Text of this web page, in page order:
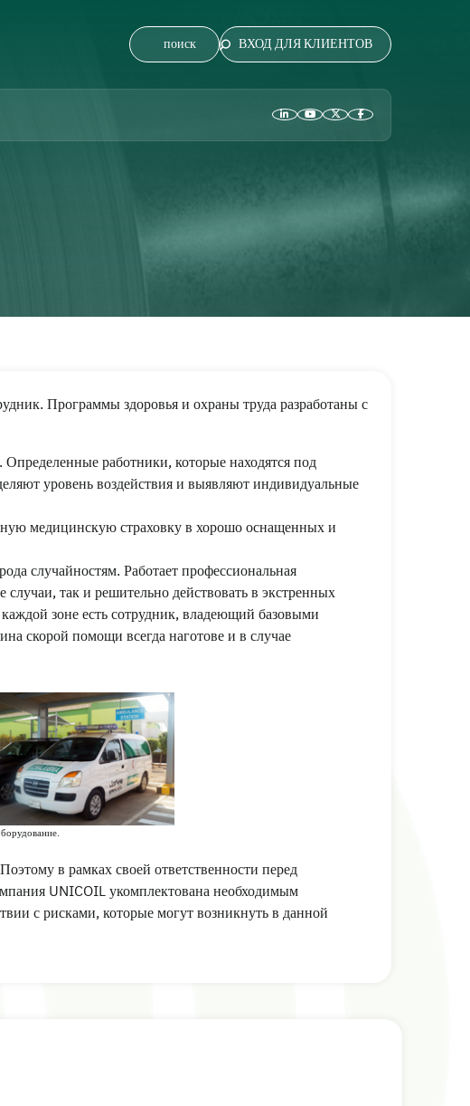
ВХОД ДЛЯ КЛИЕНТОВ
Программы здоровья и охраны труда разработаны с
работники, которые находятся под
уровень воздействия и выявляют индивидуальные
медицинскую страховку в хорошо оснащенных и
случайностям. Работает профессиональная
случаи, так и решительно действовать в экстренных
зоне есть сотрудник, владеющий базовыми
скорой помощи всегда наготове и в случае
в рамках своей ответственности перед
UNICOIL укомплектована необходимым
с рисками, которые могут возникнуть в данной